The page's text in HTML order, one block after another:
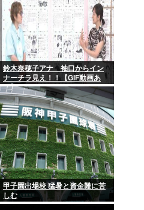
鈴木奈穂子アナ 袖口からイン
ナーチラ見え！！【GIF動画あ
り】
甲子園出場校 猛暑と資金難に苦
しむ